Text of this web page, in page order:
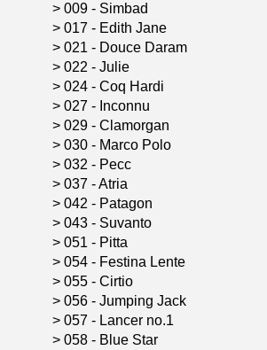
> 009 - Simbad
> 017 - Edith Jane
> 021 - Douce Daram
> 022 - Julie
> 024 - Coq Hardi
> 027 - Inconnu
> 029 - Clamorgan
> 030 - Marco Polo
> 032 - Pecc
> 037 - Atria
> 042 - Patagon
> 043 - Suvanto
> 051 - Pitta
> 054 - Festina Lente
> 055 - Cirtio
> 056 - Jumping Jack
> 057 - Lancer no.1
> 058 - Blue Star